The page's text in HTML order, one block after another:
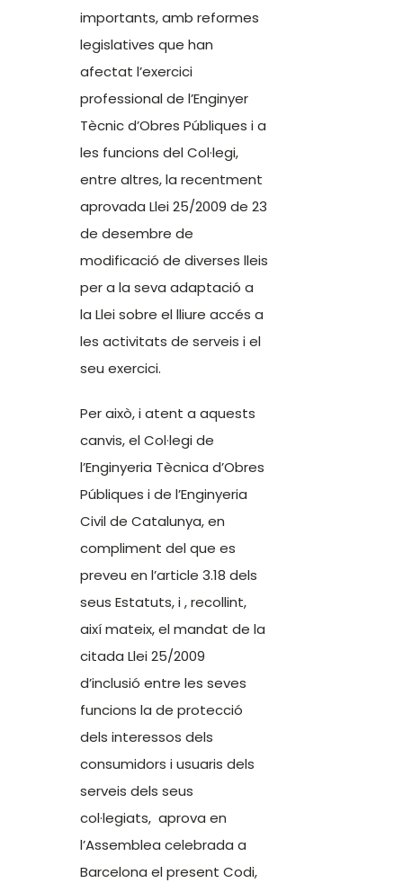
importants, amb reformes
legislatives que han
afectat l’exercici
professional de l’Enginyer
Tècnic d’Obres Públiques i a
les funcions del Col·legi,
entre altres, la recentment
aprovada Llei 25/2009 de 23
de desembre de
modificació de diverses lleis
per a la seva adaptació a
la Llei sobre el lliure accés a
les activitats de serveis i el
seu exercici.
Per això, i atent a aquests
canvis, el Col·legi de
l’Enginyeria Tècnica d’Obres
Públiques i de l’Enginyeria
Civil de Catalunya, en
compliment del que es
preveu en l’article 3.18 dels
seus Estatuts, i , recollint,
així mateix, el mandat de la
citada Llei 25/2009
d’inclusió entre les seves
funcions la de protecció
dels interessos dels
consumidors i usuaris dels
serveis dels seus
col·legiats, aprova en
l’Assemblea celebrada a
Barcelona el present Codi,